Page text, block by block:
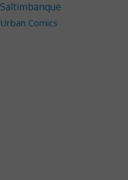
Saltimbanque
Urban Comics